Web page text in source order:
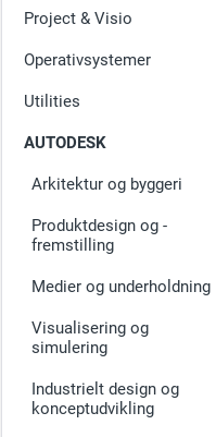
Project & Visio
Operativsystemer
Utilities
AUTODESK
Arkitektur og byggeri
Produktdesign og -
fremstilling
Medier og underholdning
Visualisering og
simulering
Industrielt design og
konceptudvikling